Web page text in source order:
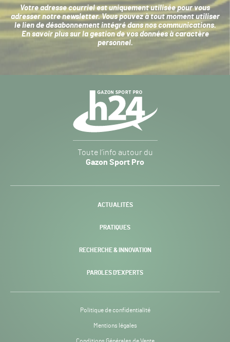
Votre adresse courriel est uniquement utilisée pour vous
adresser notre newsletter. Vous pouvez à tout moment utiliser
le lien de désabonnement intégré dans nos communications.
En savoir plus sur la gestion de vos données à caractère
personnel.
Sport
Pro
-
Toute l’info autour du
Gazon Sport Pro
ACTUALITÉS
PRATIQUES
RECHERCHE & INNOVATION
PAROLES D’EXPERTS
Politique de confidentialité
Mentions légales